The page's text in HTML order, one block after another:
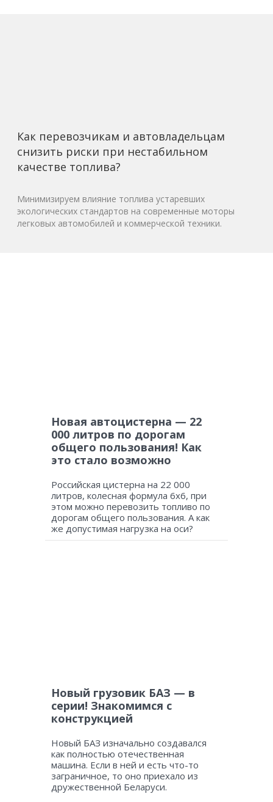
Как перевозчикам и автовладельцам
снизить риски при нестабильном
качестве топлива?
Минимизируем влияние топлива устаревших
экологических стандартов на современные моторы
легковых автомобилей и коммерческой техники.
Новая автоцистерна — 22
000 литров по дорогам
общего пользования! Как
это стало возможно
Российская цистерна на 22 000
литров, колесная формула 6х6, при
этом можно перевозить топливо по
дорогам общего пользования. А как
же допустимая нагрузка на оси?
Новый грузовик БАЗ — в
серии! Знакомимся с
конструкцией
Новый БАЗ изначально создавался
как полностью отечественная
машина. Если в ней и есть что-то
заграничное, то оно приехало из
дружественной Беларуси.